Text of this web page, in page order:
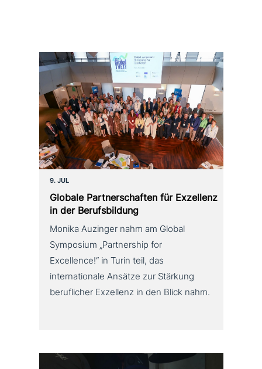
9. JUL
Globale Partnerschaften für Exzellenz
in der Berufsbildung
Monika Auzinger nahm am Global
Symposium „Partnership for
Excellence!“ in Turin teil, das
internationale Ansätze zur Stärkung
beruflicher Exzellenz in den Blick nahm.